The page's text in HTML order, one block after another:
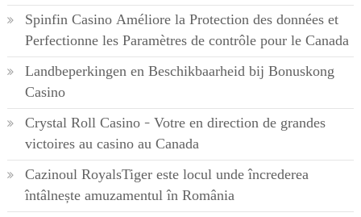
Spinfin Casino Améliore la Protection des données et
Perfectionne les Paramètres de contrôle pour le Canada
Landbeperkingen en Beschikbaarheid bij Bonuskong
Casino
Crystal Roll Casino – Votre en direction de grandes
victoires au casino au Canada
Cazinoul RoyalsTiger este locul unde încrederea
întâlnește amuzamentul în România